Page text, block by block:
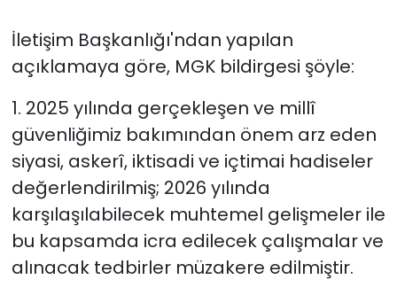
İletişim Başkanlığı'ndan yapılan
açıklamaya göre, MGK bildirgesi şöyle:
1. 2025 yılında gerçekleşen ve millî
güvenliğimiz bakımından önem arz eden
siyasi, askerî, iktisadi ve içtimai hadiseler
değerlendirilmiş; 2026 yılında
karşılaşılabilecek muhtemel gelişmeler ile
bu kapsamda icra edilecek çalışmalar ve
alınacak tedbirler müzakere edilmiştir.